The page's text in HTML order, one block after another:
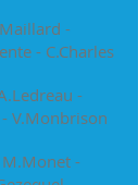
-
- C.Charles
-
V.Monbrison
M.Monet -